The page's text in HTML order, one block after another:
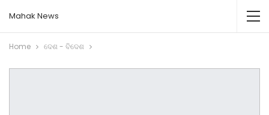
Mahak News
Home ଦେଶ - ବିଦେଶ